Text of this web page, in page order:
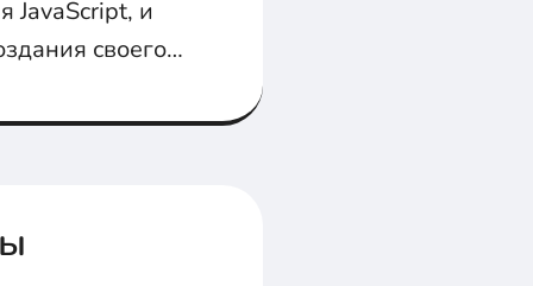
JavaScript, и
своего